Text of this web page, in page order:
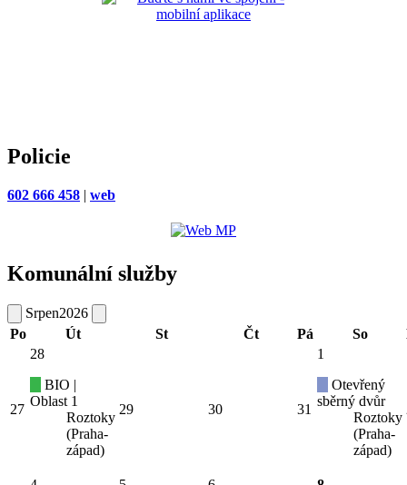
Policie
602 666 458 | web
Komunální služby
Srpen2026
Po
Út St Čt Pá So
27
28
BIO |
Oblast 1
Roztoky
(Praha-
západ)
29 30 31
1
Otevřený
sběrný dvůr
Roztoky
(Praha-
západ)